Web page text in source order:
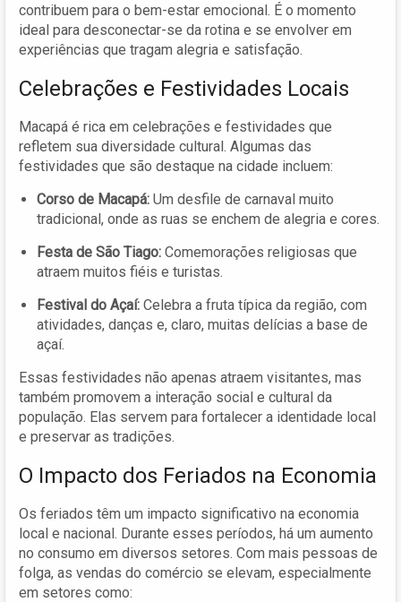
contribuem para o bem-estar emocional. É o momento
ideal para desconectar-se da rotina e se envolver em
experiências que tragam alegria e satisfação.
Celebrações e Festividades Locais
Macapá é rica em celebrações e festividades que
refletem sua diversidade cultural. Algumas das
festividades que são destaque na cidade incluem:
Corso de Macapá: Um desfile de carnaval muito
tradicional, onde as ruas se enchem de alegria e cores.
Festa de São Tiago: Comemorações religiosas que
atraem muitos fiéis e turistas.
Festival do Açaí: Celebra a fruta típica da região, com
atividades, danças e, claro, muitas delícias a base de
açaí.
Essas festividades não apenas atraem visitantes, mas
também promovem a interação social e cultural da
população. Elas servem para fortalecer a identidade local
e preservar as tradições.
O Impacto dos Feriados na Economia
Os feriados têm um impacto significativo na economia
local e nacional. Durante esses períodos, há um aumento
no consumo em diversos setores. Com mais pessoas de
folga, as vendas do comércio se elevam, especialmente
em setores como: